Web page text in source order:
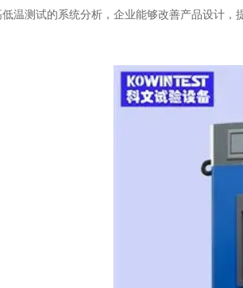
温测试的系统分析，企业能够改善产品设计，